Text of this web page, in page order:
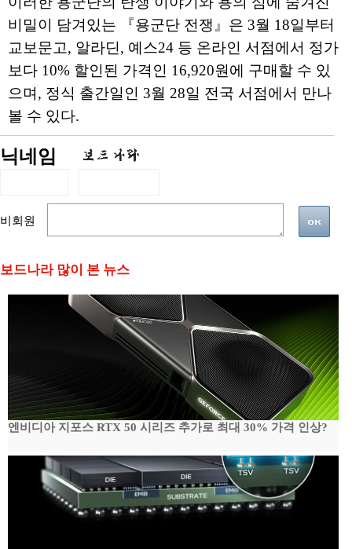
비밀이 담겨있는 『용군단 전쟁』은 3월 18일부터
교보문고, 알라딘, 예스24 등 온라인 서점에서 정가
보다 10% 할인된 가격인 16,920원에 구매할 수 있
으며, 정식 출간일인 3월 28일 전국 서점에서 만나
볼 수 있다.
닉네임
비회원
보드나라 많이 본 뉴스
엔비디아 지포스 RTX 50 시리즈 추가로 최대 30% 가격 인상?